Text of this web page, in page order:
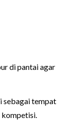
di pantai agar
sebagai tempat
kompetisi.